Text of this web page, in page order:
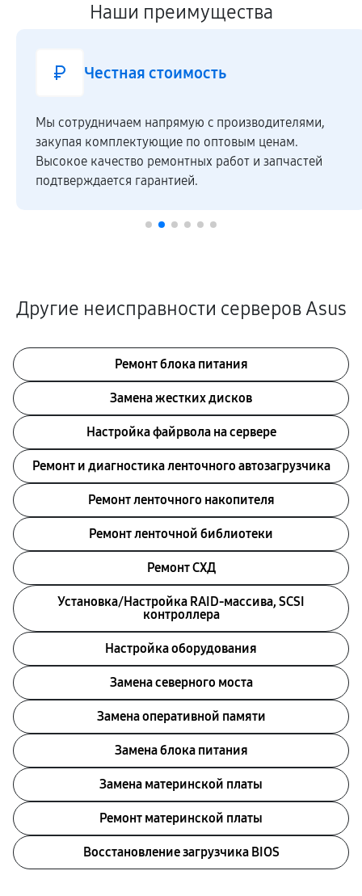
Наши преимущества
Честная стоимость
Мы сотрудничаем напрямую c производителями,
закупая комплектующие по оптовым ценам.
Высокое качество ремонтных работ и запчастей
подтверждается гарантией.
Другие неисправности серверов Asus
Ремонт блока питания
Замена жестких дисков
Настройка файрвола на сервере
Ремонт и диагностика ленточного автозагрузчика
Ремонт ленточного накопителя
Ремонт ленточной библиотеки
Ремонт СХД
Установка/Настройка RAID-массива, SCSI
контроллера
Настройка оборудования
Замена северного моста
Замена оперативной памяти
Замена блока питания
Замена материнской платы
Ремонт материнской платы
Восстановление загрузчика BIOS